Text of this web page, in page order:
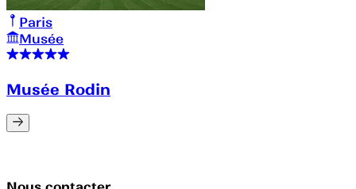
Paris
Musée
Musée Rodin